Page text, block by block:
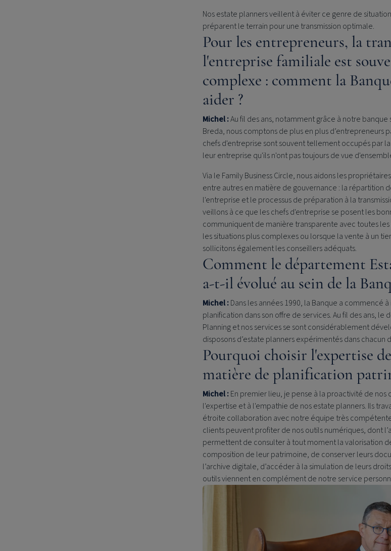
Nos estate planners veillent à éviter ce genre de
préparent le terrain pour une transmission optimale.
Pour les entrepreneurs, la
l'entreprise familiale est
complexe : comment la
aider ?
Michel :Au fil des ans, notamment grâce à notre banque
Breda, nous comptons de plus en plus d’entrepreneurs
chefs d'entreprise sont souvent tellement occupés par
leur entreprise qu'ils n'ont pas toujours de vue
Via le Family Business Circle, nous aidons les
entre autresen matière de gouvernance : la répartition
l'entreprise et le processus de préparation à la
veillons à ce que les chefs d'entreprise se posent les
communiquent de manière transparente avec toutes les
les situations plus complexes ou lorsque la vente à un
sollicitons également les conseillers adéquats.
Comment le département
a-t-il évolué au sein de la
Michel :Dans les années 1990, la Banque a commencé
planification dans son offre de services. Au fil des ans, le
Planning et nos services se sont considérablement
disposons d’estate planners expérimentés dans chacun
Pourquoi choisir l'expertise
matière de planification
Michel :En premier lieu, je pense à la proactivité de nos
l'expertise et à l'empathie de nos estate planners. Ils
étroite collaboration avec notre équipe très compétente
clients peuvent profiter de nos outils numériques, dont
permettent de consulter à tout moment la valorisation
composition de leur patrimoine, de conserver leurs
l’archive digitale, d’accéder à la simulation de leurs
outils viennent en complément de notre service